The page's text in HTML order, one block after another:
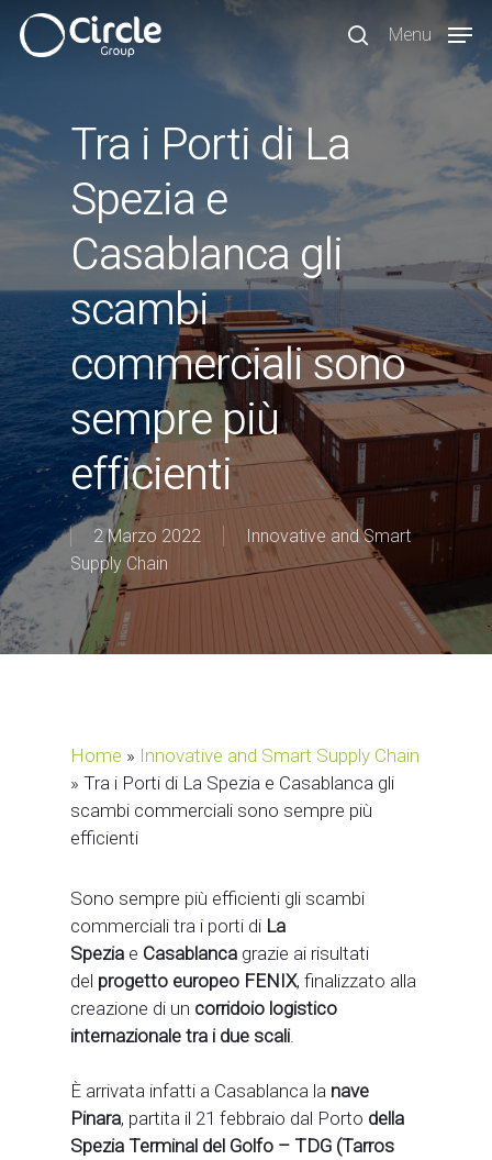
Skip
search
Menu
Tra i Porti di La
Spezia e
Casablanca gli
scambi
commerciali sono
sempre più
efficienti
2 Marzo 2022
Innovative and Smart
Supply Chain
Home » Innovative and Smart Supply Chain
» Tra i Porti di La Spezia e Casablanca gli
scambi commerciali sono sempre più
efficienti
Sono sempre più efficienti gli scambi
commerciali tra i porti di La
Spezia e Casablanca grazie ai risultati
del progetto europeo FENIX, finalizzato alla
creazione di un corridoio logistico
internazionale tra i due scali.
È arrivata infatti a Casablanca la nave
Pinara, partita il 21 febbraio dal Porto della
Spezia Terminal del Golfo – TDG (Tarros